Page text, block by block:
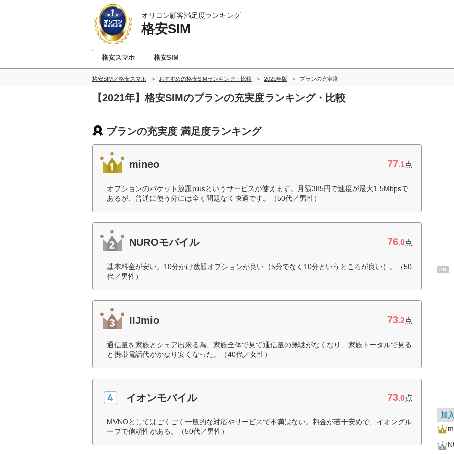
オリコン顧客満足度ランキング
格安SIM
格安スマホ 格安SIM
格安SIM／格安スマホ おすすめの格安SIMランキング・比較 2021年版 プランの充実度
【2021年】格安SIMのプランの充実度ランキング・比較
プランの充実度 満足度ランキング
mineo 77.1点
オプションのパケット放題plusというサービスが使えます。月額385円で速度が最大1.5Mbpsで
あるが、普通に使う分には全く問題なく快適です。（50代／男性）
NUROモバイル 76.0点
基本料金が安い。10分かけ放題オプションが良い（5分でなく10分というところが良い）。（50
代／男性）
IIJmio 73.2点
通信量を家族とシェア出来る為、家族全体で見て通信量の無駄がなくなり、家族トータルで見る
と携帯電話代がかなり安くなった。（40代／女性）
イオンモバイル 73.0点
MVNOとしてはごくごく一般的な対応やサービスで不満はない。料金が若干安めで、イオングル
ープで信頼性がある。（50代／男性）
PR
加